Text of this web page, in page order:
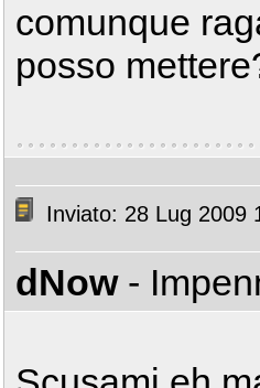
comunque
posso
Inviato: 28 Lug 2009
dNow -